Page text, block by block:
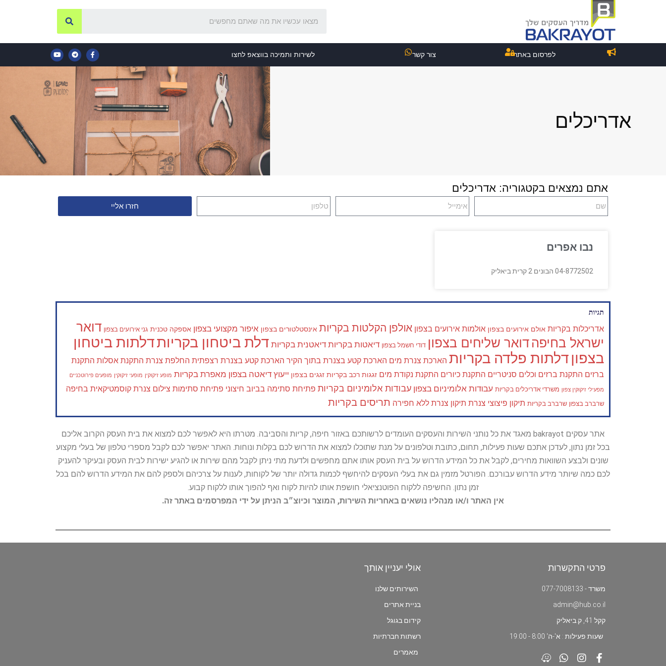
לפרסום באתר צור קשר לשירות ותמיכה בווצאפ לחצו
אדריכלים
אתם נמצאים בקטגוריה: אדריכלים
חזרו אליי
נבו אפרים
04-8772502 הבונים 2 קרית ביאליק
תגיות
אדריכלות בקריות אולם אירועים בצפון אולמות אירועים בצפון אולפן הקלטות בקריות אינסטלטורים בצפון איפור מקצועי בצפון אספקה טכנית גני אירועים בצפון דואר
ישראל בחיפה דואר שליחים בצפון דודי חשמל בצפון דיאטות בקריות דיאטנית בקריות דלת ביטחון בקריותדלתות ביטחון
בצפון דלתות פלדה בקריות הארכת צנרת מים הארכת קטע בצנרת בתוך הקיר הארכת קטע בצנרת רצפתית החלפת צנרת התקנת אסלות התקנת
ברזים התקנת ברזים וכלים סניטריים התקנת כיורים התקנת נקודת מים זגגות רכב בקריות זגגים בצפון ייעוץ דיאטה בצפון מאפרת בקריות מופע זיקוקין מופעי זיקוקין מופעים פירוטכניים
מפעילי זיקוקין צפון משרדי אדריכלים בקריות עבודות אלומיניום בצפון עבודות אלומיניום בקריות פתיחת סתימה בביוב חיצוני פתיחת סתימות צילום צנרת קוסמטיקאית בחיפה
שרברב בצפון שרברב בקריות תיקון פיצוצי צנרת תיקון צנרת ללא חפירה תריסים בקריות
אתר עסקים bakrayot מאגד את כל נותני השירות והעסקים העומדים לרשותכם באזור חיפה, קריות והסביבה. מטרתו היא לאפשר לכם למצוא את בית העסק הקרוב אליכם
בכל זמן נתון, לעדכן אתכם שעות פעילות, תחום, כתובת וטלפונים על מנת שתוכלו למצוא את הדרוש לכם בקלות ונוחות. האתר יאפשר לכם לקבל מספרי טלפון של בעלי מקצוע
שונים ולבצע השוואות מחירים, לקבל את כל המידע הדרוש על בית העסק אותו אתם מחפשים ולדעת מתי ניתן לקבל מהם שירות או להגיע ישירות לבית העסק ובעיקר להעניק
לכם כמה שיותר מידע הדרוש עבורכם. הפורטל מזמין גם את בעלי העסקים להיחשף לכמות גדולה יותר של לקוחות, לענות על צרכיהם ולספק להם את המידע הדרוש להם בכל
זמן נתון. החשיפה ללקוח הפוטנציאלי חושפת אותו להיות לקוח ואף להפוך אותו ללקוח קבוע.
אין האתר ו/או מנהליו נושאים באחריות השירות, המוצר וכיוצ״ב הניתן על ידי המפרסמים באתר זה.
פרטי התקשרות
משרד - 077-7008133
admin@hub.co.il
קקל 41, ק.ביאליק
שעות פעילות : א'-ה' 8:00 - 19:00
אולי יעניין אותך
השירותים שלנו
בניית אתרים
קידום בגוגל
רשתות חברתיות
מאמרים